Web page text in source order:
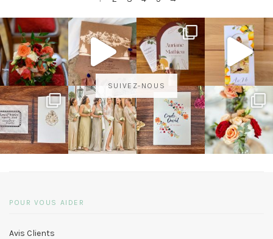
SUIVEZ-NOUS
POUR VOUS AIDER
Avis Clients